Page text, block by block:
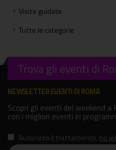
Visite guidate
Tutte le categorie
Trova gli eventi di
NEWSLETTER EVENTI DI ROMA
Scopri gli eventi del weekend
con i migliori eventi in
Autorizzo il trattamento, ho